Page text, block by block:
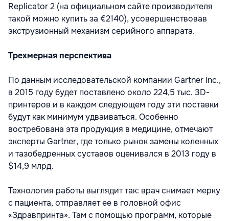
Replicator 2 (на официальном сайте производителя
такой можно купить за €2140), усовершенствовав
экструзионный механизм серийного аппарата.
Трехмерная перспектива
По данным исследовательской компании Gartner Inc.,
в 2015 году будет поставлено около 224,5 тыс. 3D-
принтеров и в каждом следующем году эти поставки
будут как минимум удваиваться. Особенно
востребована эта продукция в медицине, отмечают
эксперты Gartner, где только рынок замены коленных
и тазобедренных суставов оценивался в 2013 году в
$14,9 млрд.
Технология работы выглядит так: врач снимает мерку
с пациента, отправляет ее в головной офис
«Здравпринта». Там с помощью программ, которые